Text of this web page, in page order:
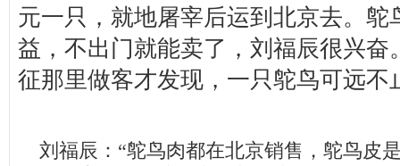
元一只，就地屠宰后运到北京去。鸵
益，不出门就能卖了，刘福辰很兴奋
征那里做客才发现，一只鸵鸟可远不
刘福辰：“鸵鸟肉都在北京销售，鸵鸟皮